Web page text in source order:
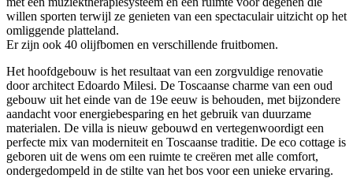
willen sporten terwijl ze genieten van een spectaculair uitzicht op het
omliggende platteland.
Er zijn ook 40 olijfbomen en verschillende fruitbomen.
Het hoofdgebouw is het resultaat van een zorgvuldige renovatie
door architect Edoardo Milesi. De Toscaanse charme van een oud
gebouw uit het einde van de 19e eeuw is behouden, met bijzondere
aandacht voor energiebesparing en het gebruik van duurzame
materialen. De villa is nieuw gebouwd en vertegenwoordigt een
perfecte mix van moderniteit en Toscaanse traditie. De eco cottage is
geboren uit de wens om een ruimte te creëren met alle comfort,
ondergedompeld in de stilte van het bos voor een unieke ervaring.